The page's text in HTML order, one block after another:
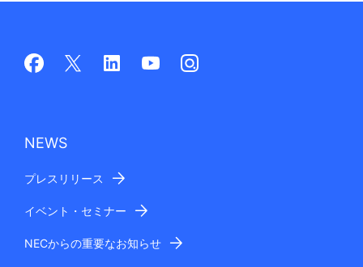
NEWS
プレスリリース
イベント・セミナー
NECからの重要なお知らせ